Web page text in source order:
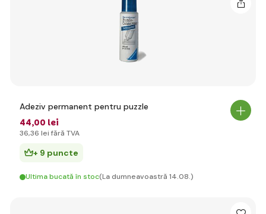
Adeziv permanent pentru puzzle
44,00 lei
36,36 lei fără TVA
+ 9 puncte
Ultima bucată în stoc(La dumneavoastră 14.08.)